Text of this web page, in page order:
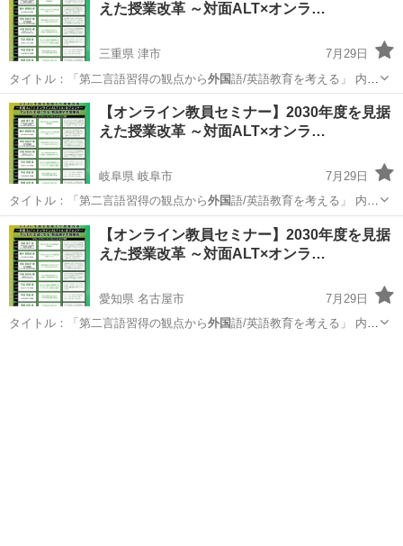
えた授業改革 ～対面ALT×オンラ…
三重県 津市
7月29日
タイトル：「第二言語習得の観点から外国語/英語教育を考える」 内
容：203…
三重 津市 オンライン
【オンライン教員セミナー】2030年度を見据
えた授業改革 ～対面ALT×オンラ…
岐阜県 岐阜市
7月29日
タイトル：「第二言語習得の観点から外国語/英語教育を考える」 内
容：203…
岐阜 岐阜市 セミナー オンライン
【オンライン教員セミナー】2030年度を見据
えた授業改革 ～対面ALT×オンラ…
愛知県 名古屋市
7月29日
タイトル：「第二言語習得の観点から外国語/英語教育を考える」 内